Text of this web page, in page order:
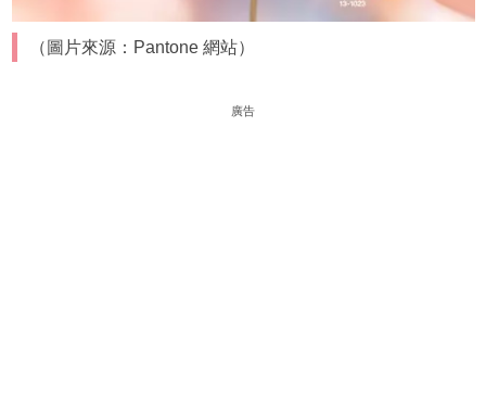
（圖片來源：Pantone 網站）
廣告